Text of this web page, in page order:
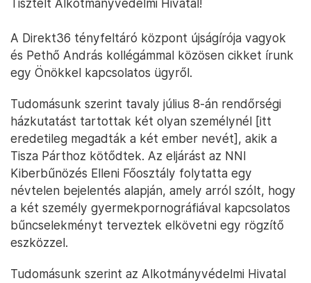
Tisztelt Alkotmányvédelmi Hivatal!
A Direkt36 tényfeltáró központ újságírója vagyok
és Pethő András kollégámmal közösen cikket írunk
egy Önökkel kapcsolatos ügyről.
Tudomásunk szerint tavaly július 8-án rendőrségi
házkutatást tartottak két olyan személynél [itt
eredetileg megadták a két ember nevét], akik a
Tisza Párthoz kötődtek. Az eljárást az NNI
Kiberbűnözés Elleni Főosztály folytatta egy
névtelen bejelentés alapján, amely arról szólt, hogy
a két személy gyermekpornográfiával kapcsolatos
bűncselekményt terveztek elkövetni egy rögzítő
eszközzel.
Tudomásunk szerint az Alkotmányvédelmi Hivatal